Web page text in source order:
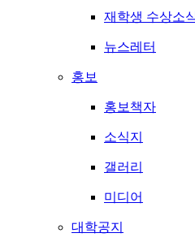
재학생 수상소
뉴스레터
홍보
홍보책자
소식지
갤러리
미디어
대학공지